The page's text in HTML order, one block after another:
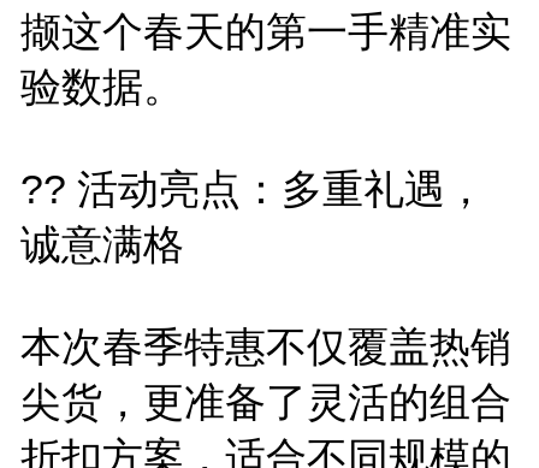
撷这个春天的第一手精准实
验数据。
?? 活动亮点：多重礼遇，
诚意满格
本次春季特惠不仅覆盖热销
尖货，更准备了灵活的组合
折扣方案，适合不同规模的